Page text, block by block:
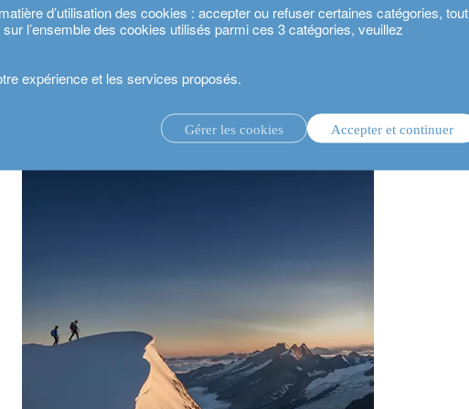
d’utilisation des cookies : accepter ou refuser certaines catégories, tout
l’ensemble des cookies utilisés parmi ces 3 catégories, veuillez
expérience et les services proposés.
Gérer les cookies Accepter et continuer
service de conseil en investissement.
peuvent-ils continuer d’entreprendre ?